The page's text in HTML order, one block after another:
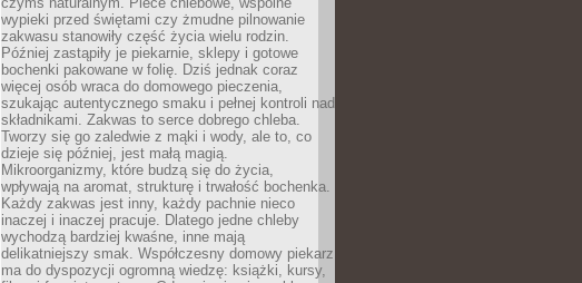
wypieki przed świętami czy żmudne pilnowanie
zakwasu stanowiły część życia wielu rodzin.
Później zastąpiły je piekarnie, sklepy i gotowe
bochenki pakowane w folię. Dziś jednak coraz
więcej osób wraca do domowego pieczenia,
szukając autentycznego smaku i pełnej kontroli nad
składnikami. Zakwas to serce dobrego chleba.
Tworzy się go zaledwie z mąki i wody, ale to, co
dzieje się później, jest małą magią.
Mikroorganizmy, które budzą się do życia,
wpływają na aromat, strukturę i trwałość bochenka.
Każdy zakwas jest inny, każdy pachnie nieco
inaczej i inaczej pracuje. Dlatego jedne chleby
wychodzą bardziej kwaśne, inne mają
delikatniejszy smak. Współczesny domowy piekarz
ma do dyspozycji ogromną wiedzę: książki, kursy,